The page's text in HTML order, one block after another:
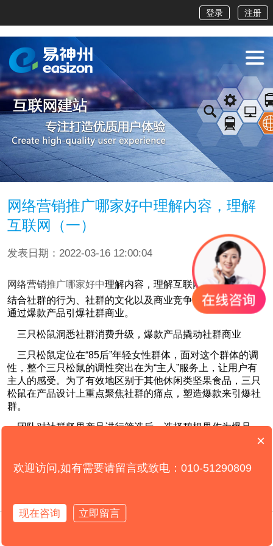
登录 注册
网络营销推广哪家好中理解内容，理解
互联网（一）
发表日期：2022-03-16 12:00:04
网络营销推广哪家好中理解内容，理解互联网（一）
结合社群的行为、社群的文化以及商业竞争环境，我们可以
通过爆款产品引爆社群商业。
三只松鼠洞悉社群消费升级，爆款产品撬动社群商业
三只松鼠定位在“85后”年轻女性群体，面对这个群体的调
性，整个三只松鼠的调性突出在为“主人”服务上，让用户有
主人的感受。为了有效地区别于其他休闲类坚果食品，三只
松鼠在产品设计上重点聚焦社群的痛点，塑造爆款来引爆社
群。
团队对社群坚果产品进行筛选后，选择碧根果作为爆品。
三只松鼠发现使用传统生产工艺加工的碧根果，最大的痛点
特定的铁钳子，让用户来将果壳夹碎，方便食用。但大多数
问题，三只松鼠利用热胀冷缩的原理在加工环节重新调整了
生产工艺，使得流水线上生产出来的产品膨化度大大提升，
×
欢迎访问,如有需要请留言或致电：010-51290809
现在咨询
立即留言